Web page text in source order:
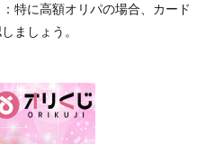
特に高額オリパの場合、カード
ましょう。